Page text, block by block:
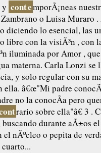
y contemporÃ¡neas
o Luisa Muraro
diciendo lo esencial, las
libre con la visiÃ³n , con
iluminada por Amor ,
materna. Carla Lonzi se
y solo regular con su
ella. â€œ"Mi padre
no la conocÃ­a pero
rario sobre ella"â€ 3 .
durante aÃ±os
nÃºcleo o pepita de